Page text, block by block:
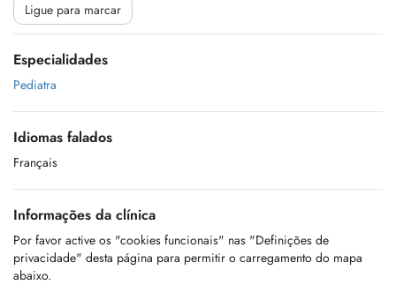
Ligue para marcar
Especialidades
Pediatra
Idiomas falados
Français
Informações da clínica
Por favor active os "cookies funcionais" nas "Definições de
privacidade" desta página para permitir o carregamento do mapa
abaixo.